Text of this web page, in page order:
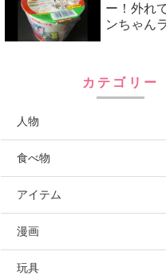
ー！外れ
ンちゃん
カテゴリー
人物
食べ物
アイテム
漫画
玩具